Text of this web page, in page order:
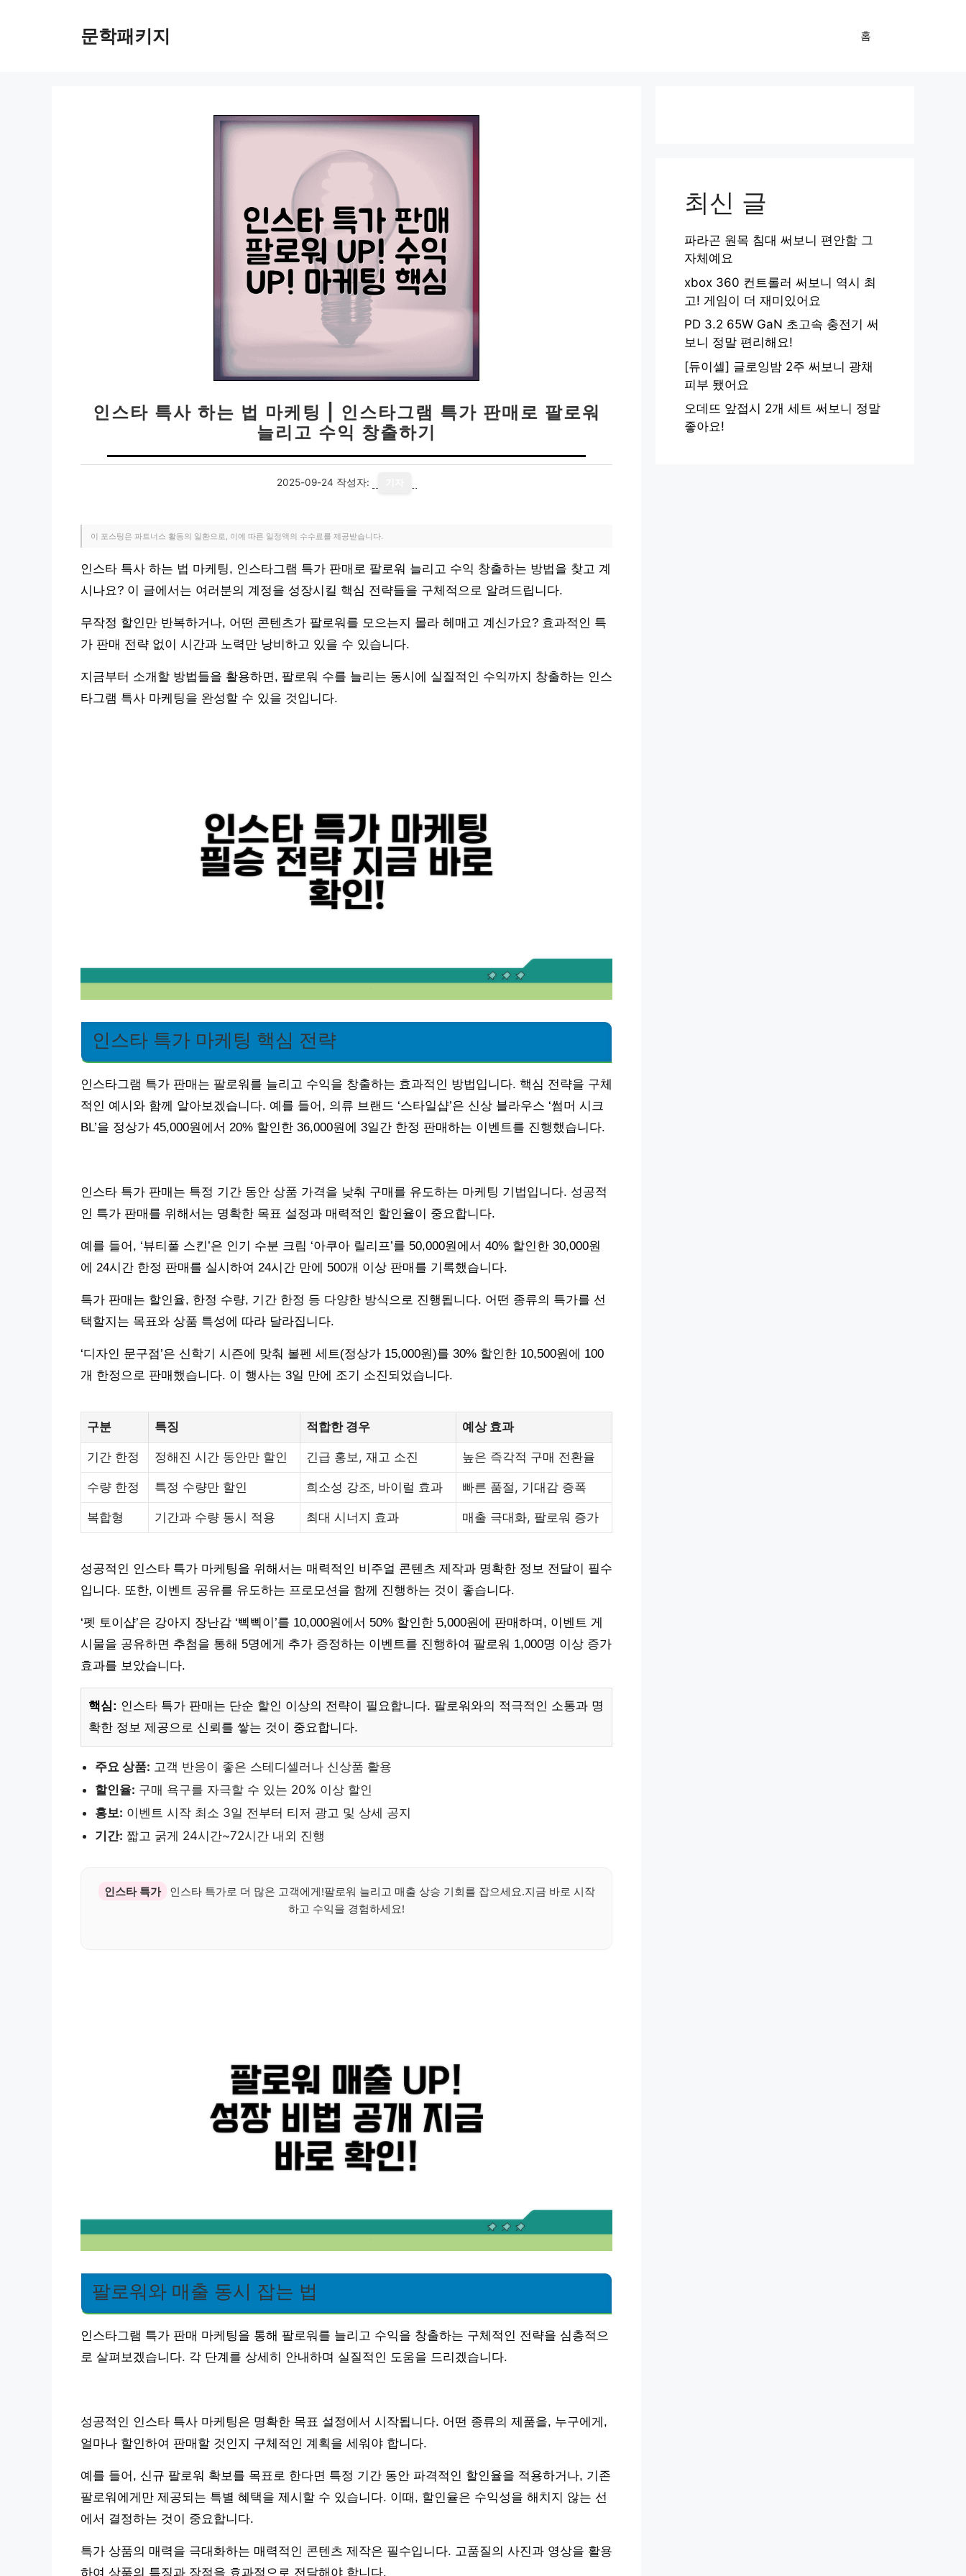
문학패키지 홈
인스타 특사 하는 법 마케팅 | 인스타그램 특가 판매로 팔로워
늘리고 수익 창출하기
2025-09-24 작성자:
이 포스팅은 파트너스 활동의 일환으로, 이에 따른 일정액의 수수료를 제공받습니다.
인스타 특사 하는 법 마케팅, 인스타그램 특가 판매로 팔로워 늘리고 수익 창출하는 방법을 찾고 계
시나요? 이 글에서는 여러분의 계정을 성장시킬 핵심 전략들을 구체적으로 알려드립니다.
무작정 할인만 반복하거나, 어떤 콘텐츠가 팔로워를 모으는지 몰라 헤매고 계신가요? 효과적인 특
가 판매 전략 없이 시간과 노력만 낭비하고 있을 수 있습니다.
지금부터 소개할 방법들을 활용하면, 팔로워 수를 늘리는 동시에 실질적인 수익까지 창출하는 인스
타그램 특사 마케팅을 완성할 수 있을 것입니다.
인스타 특가 마케팅 핵심 전략
인스타그램 특가 판매는 팔로워를 늘리고 수익을 창출하는 효과적인 방법입니다. 핵심 전략을 구체
적인 예시와 함께 알아보겠습니다. 예를 들어, 의류 브랜드 ‘스타일샵’은 신상 블라우스 ‘썸머 시크
BL’을 정상가 45,000원에서 20% 할인한 36,000원에 3일간 한정 판매하는 이벤트를 진행했습니다.
인스타 특가 판매는 특정 기간 동안 상품 가격을 낮춰 구매를 유도하는 마케팅 기법입니다. 성공적
인 특가 판매를 위해서는 명확한 목표 설정과 매력적인 할인율이 중요합니다.
예를 들어, ‘뷰티풀 스킨’은 인기 수분 크림 ‘아쿠아 릴리프’를 50,000원에서 40% 할인한 30,000원
에 24시간 한정 판매를 실시하여 24시간 만에 500개 이상 판매를 기록했습니다.
특가 판매는 할인율, 한정 수량, 기간 한정 등 다양한 방식으로 진행됩니다. 어떤 종류의 특가를 선
택할지는 목표와 상품 특성에 따라 달라집니다.
‘디자인 문구점’은 신학기 시즌에 맞춰 볼펜 세트(정상가 15,000원)를 30% 할인한 10,500원에 100
개 한정으로 판매했습니다. 이 행사는 3일 만에 조기 소진되었습니다.
구분 특징 적합한 경우 예상 효과
기간 한정 정해진 시간 동안만 할인 긴급 홍보, 재고 소진 높은 즉각적 구매 전환율
수량 한정 특정 수량만 할인 희소성 강조, 바이럴 효과 빠른 품절, 기대감 증폭
복합형 기간과 수량 동시 적용 최대 시너지 효과 매출 극대화, 팔로워 증가
성공적인 인스타 특가 마케팅을 위해서는 매력적인 비주얼 콘텐츠 제작과 명확한 정보 전달이 필수
입니다. 또한, 이벤트 공유를 유도하는 프로모션을 함께 진행하는 것이 좋습니다.
‘펫 토이샵’은 강아지 장난감 ‘삑삑이’를 10,000원에서 50% 할인한 5,000원에 판매하며, 이벤트 게
시물을 공유하면 추첨을 통해 5명에게 추가 증정하는 이벤트를 진행하여 팔로워 1,000명 이상 증가
효과를 보았습니다.
핵심: 인스타 특가 판매는 단순 할인 이상의 전략이 필요합니다. 팔로워와의 적극적인 소통과 명
확한 정보 제공으로 신뢰를 쌓는 것이 중요합니다.
주요 상품: 고객 반응이 좋은 스테디셀러나 신상품 활용
할인율: 구매 욕구를 자극할 수 있는 20% 이상 할인
홍보: 이벤트 시작 최소 3일 전부터 티저 광고 및 상세 공지
기간: 짧고 굵게 24시간~72시간 내외 진행
인스타 특가
인스타 특가로 더 많은 고객에게!팔로워 늘리고 매출 상승 기회를 잡으세요.지금 바로 시작
하고 수익을 경험하세요!
팔로워와 매출 동시 잡는 법
인스타그램 특가 판매 마케팅을 통해 팔로워를 늘리고 수익을 창출하는 구체적인 전략을 심층적으
로 살펴보겠습니다. 각 단계를 상세히 안내하며 실질적인 도움을 드리겠습니다.
성공적인 인스타 특사 마케팅은 명확한 목표 설정에서 시작됩니다. 어떤 종류의 제품을, 누구에게,
얼마나 할인하여 판매할 것인지 구체적인 계획을 세워야 합니다.
예를 들어, 신규 팔로워 확보를 목표로 한다면 특정 기간 동안 파격적인 할인율을 적용하거나, 기존
팔로워에게만 제공되는 특별 혜택을 제시할 수 있습니다. 이때, 할인율은 수익성을 해치지 않는 선
에서 결정하는 것이 중요합니다.
특가 상품의 매력을 극대화하는 매력적인 콘텐츠 제작은 필수입니다. 고품질의 사진과 영상을 활용
하여 상품의 특징과 장점을 효과적으로 전달해야 합니다.
최신 글
파라곤 원목 침대 써보니 편안함 그
자체예요
xbox 360 컨트롤러 써보니 역시 최
고! 게임이 더 재미있어요
PD 3.2 65W GaN 초고속 충전기 써
보니 정말 편리해요!
[듀이셀] 글로잉밤 2주 써보니 광채
피부 됐어요
오데뜨 앞접시 2개 세트 써보니 정말
좋아요!